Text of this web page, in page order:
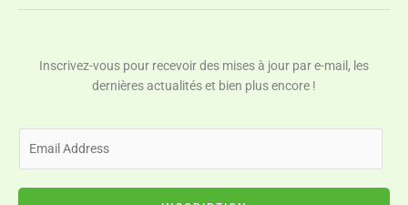
Inscrivez-vous pour recevoir des mises à jour par e-mail, les
dernières actualités et bien plus encore !